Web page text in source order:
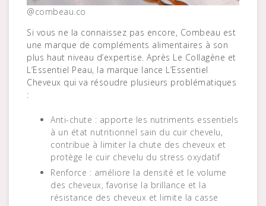
@combeau.co
Si vous ne la connaissez pas encore, Combeau est
une marque de compléments alimentaires à son
plus haut niveau d’expertise. Après Le Collagène et
L’Essentiel Peau, la marque lance L’Essentiel
Cheveux qui va résoudre plusieurs problématiques
:
Anti-chute : apporte les nutriments essentiels
à un état nutritionnel sain du cuir chevelu,
contribue à limiter la chute des cheveux et
protège le cuir chevelu du stress oxydatif
Renforce : améliore la densité et le volume
des cheveux, favorise la brillance et la
résistance des cheveux et limite la casse